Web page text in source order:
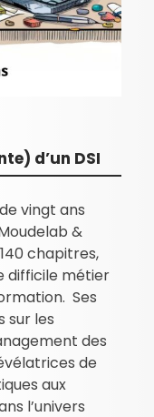
d’un DSI
vingt ans
&
chapitres,
difficile métier
Ses
sur les
des
de
aux
l’univers